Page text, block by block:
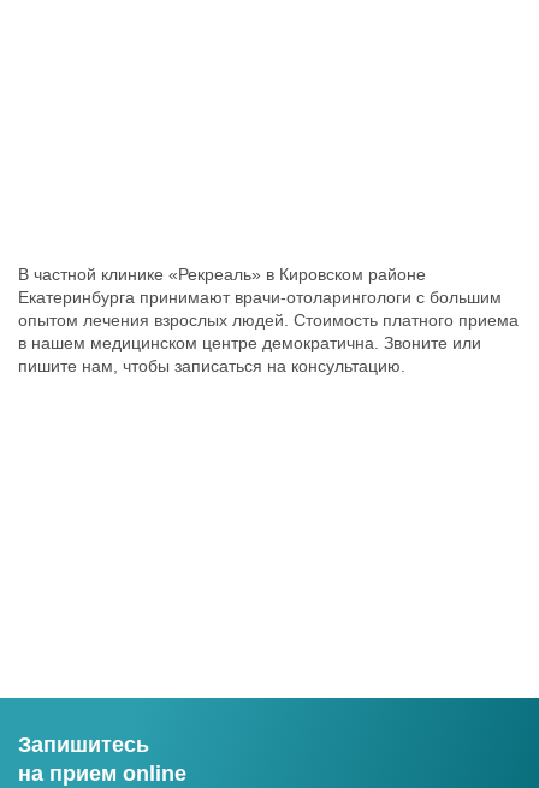
В частной клинике «Рекреаль» в Кировском районе
Екатеринбурга принимают врачи-отоларингологи с большим
опытом лечения взрослых людей. Стоимость платного приема
в нашем медицинском центре демократична. Звоните или
пишите нам, чтобы записаться на консультацию.
Запишитесь
на прием online